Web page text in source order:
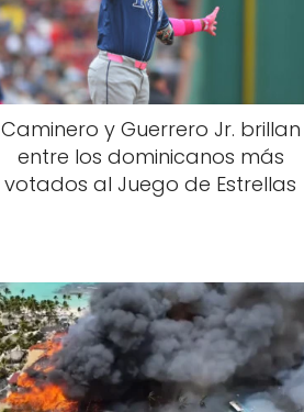
Caminero y Guerrero Jr. brillan
entre los dominicanos más
votados al Juego de Estrellas